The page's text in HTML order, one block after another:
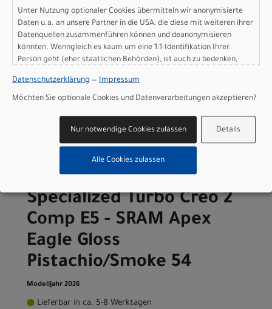
Comp E5 - SRAM Apex
Eagle Gloss
Pistachio/Smoke 49
Art.Nr. 98126-5349
Specialized Turbo Creo 2
Comp E5 - SRAM Apex
Eagle Gloss
Pistachio/Smoke 54
Modelljahr 2026
Lieferbar in ca. 5-8 Werktagen
Unter Nutzung optionaler Cookies übermitteln wir anonymisierte
Daten u.a. an unsere Partner in die USA, die diese mit weiteren ihrer
Datenquellen zusammenführen können und deanonymisieren
könnten. Wenngleich es kaum um eine 1:1-Identifikation Ihrer
Person geht (eher staatlichen Behörden), ist auch zu bedenken,
sind wie bei uns in der Europäischen Union.
Datenschutzerklärung — Impressum
Möchten Sie optionale Cookies und Datenverarbeitungen akzeptieren?
Details
Nur notwendige Cookies zulassen
Alle Cookies zulassen